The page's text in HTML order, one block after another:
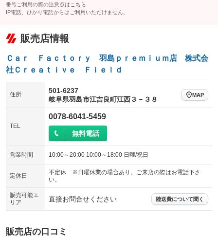
番号ご利用の際の注意点は こちら
IP電話、ひかり電話からはご利用いただけません。
販売店情報
Ｃａｒ Ｆａｃｔｏｒｙ 羽島ｐｒｅｍｉｕｍ店 株式会
社Ｃｒｅａｔｉｖｅ Ｆｉｅｌｄ
住所
501-6237
岐阜県羽島市江吉良町江西３－３８
MAP
TEL
0078-6041-5459
無料電話
営業時間 10:00～20:00 10:00～18:00 日曜/祝日
定休日
不定休 ※日曜休業の場合あり。ご来店の際はお電話下さ
い。
販売可能エ
リア
直接お問合せください 陸送費について聞く
販売店の口コミ